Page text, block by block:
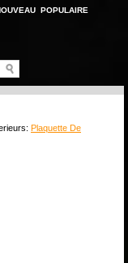
POPULAIRE
Plaquette De